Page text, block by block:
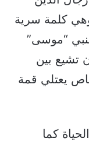
وهي كلمة سرية
“موسى”
تشيع بين
يعتلي قمة
كما